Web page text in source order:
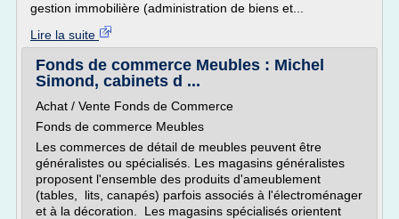
gestion immobilière (administration de biens et...
Lire la suite
Fonds de commerce Meubles : Michel
Simond, cabinets d ...
Achat / Vente Fonds de Commerce
Fonds de commerce Meubles
Les commerces de détail de meubles peuvent être
généralistes ou spécialisés. Les magasins généralistes
proposent l'ensemble des produits d'ameublement
(tables, lits, canapés) parfois associés à l'électroménager
et à la décoration. Les magasins spécialisés orientent